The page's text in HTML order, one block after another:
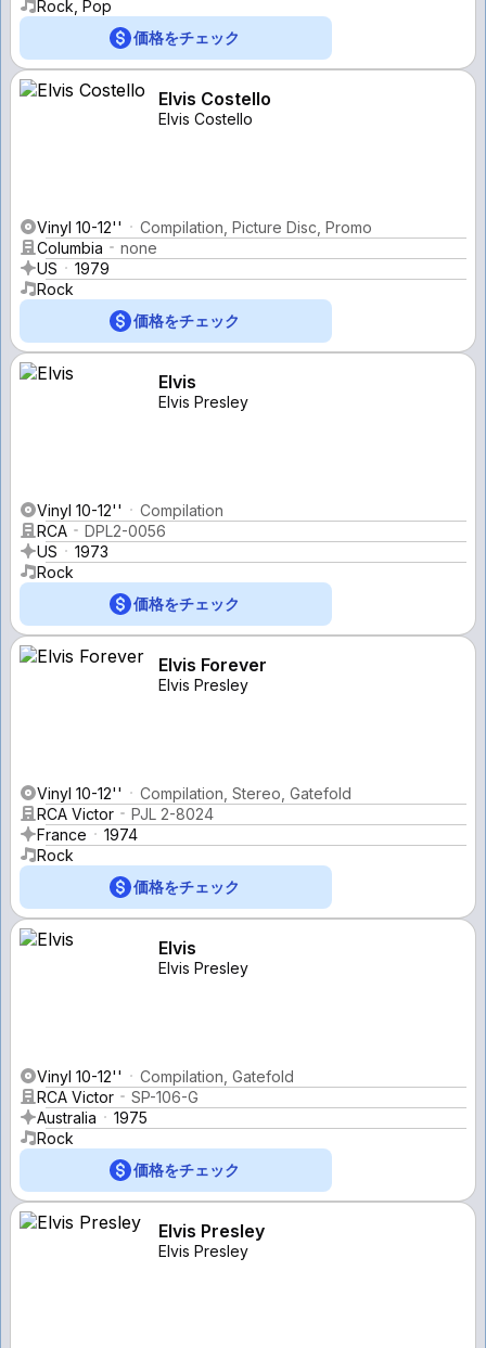
Rock, Pop
価格をチェック
Elvis Costello
Elvis Costello
Vinyl 10-12''
Compilation, Picture Disc, Promo
Columbia
none
US
1979
Rock
価格をチェック
Elvis
Elvis Presley
Vinyl 10-12''
Compilation
RCA
DPL2-0056
US
1973
Rock
価格をチェック
Elvis Forever
Elvis Presley
Vinyl 10-12''
Compilation, Stereo, Gatefold
RCA Victor
PJL 2-8024
France
1974
Rock
価格をチェック
Elvis
Elvis Presley
Vinyl 10-12''
Compilation, Gatefold
RCA Victor
SP-106-G
Australia
1975
Rock
価格をチェック
Elvis Presley
Elvis Presley